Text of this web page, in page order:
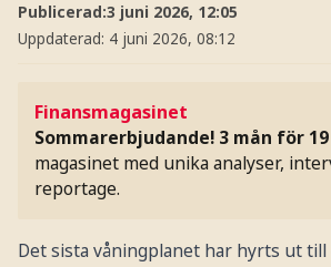
Publicerad:3 juni 2026, 12:05
Uppdaterad: 4 juni 2026, 08:12
Finansmagasinet
Sommarerbjudande! 3 mån för
magasinet med unika analyser,
reportage.
Det sista våningplanet har hyrts ut